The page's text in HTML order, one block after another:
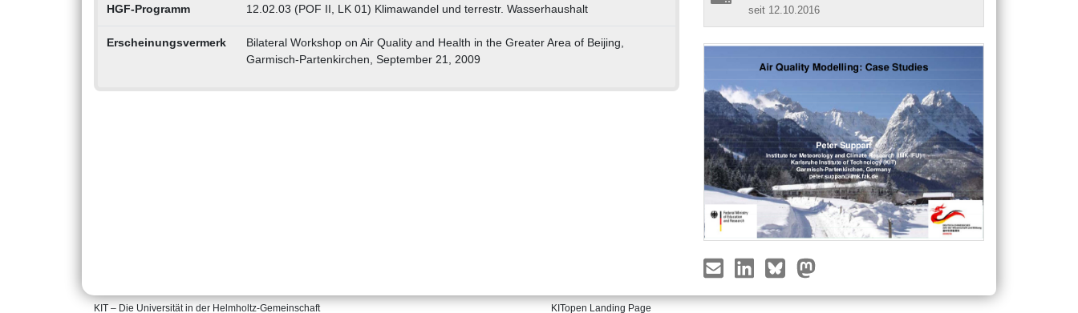
HGF-Programm 12.02.03 (POF II, LK 01) Klimawandel und terrestr. Wasserhaushalt
Erscheinungsvermerk
Bilateral Workshop on Air Quality and Health in the Greater Area of Beijing,
Garmisch-Partenkirchen, September 21, 2009
seit 12.10.2016
KIT – Die Universität in der Helmholtz-Gemeinschaft KITopen Landing Page